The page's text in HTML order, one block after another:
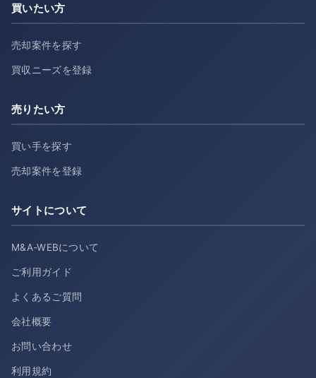
買いたい方
売却案件を探す
買収ニーズを登録
売りたい方
買い手を探す
売却案件を登録
サイトについて
M&A-WEBについて
ご利用ガイド
よくあるご質問
会社概要
お問い合わせ
利用規約